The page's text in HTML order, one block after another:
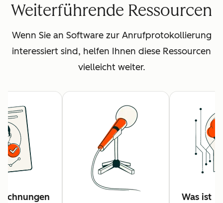
Weiterführende Ressourcen
Wenn Sie an Software zur Anrufprotokollierung
interessiert sind, helfen Ihnen diese Ressourcen
vielleicht weiter.
Was ist